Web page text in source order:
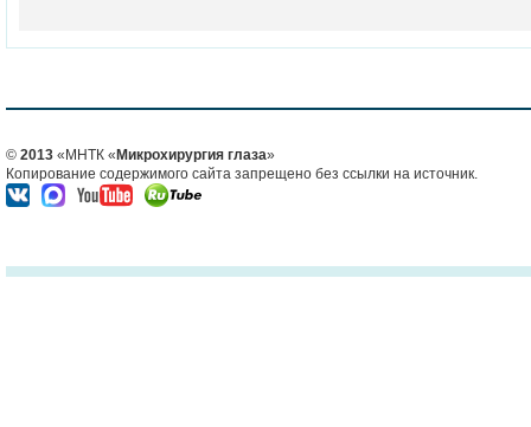
© 2013 «МНТК « Микрохирургия глаза»
Копирование содержимого сайта запрещено без ссылки на источник.